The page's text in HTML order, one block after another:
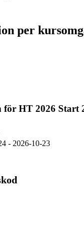
per
för HT 2026 Start
- 2026-10-23